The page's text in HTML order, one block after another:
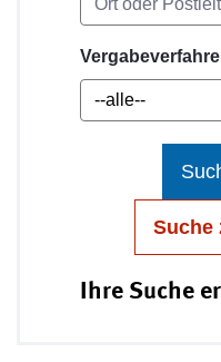
Suche
Ihre Suche